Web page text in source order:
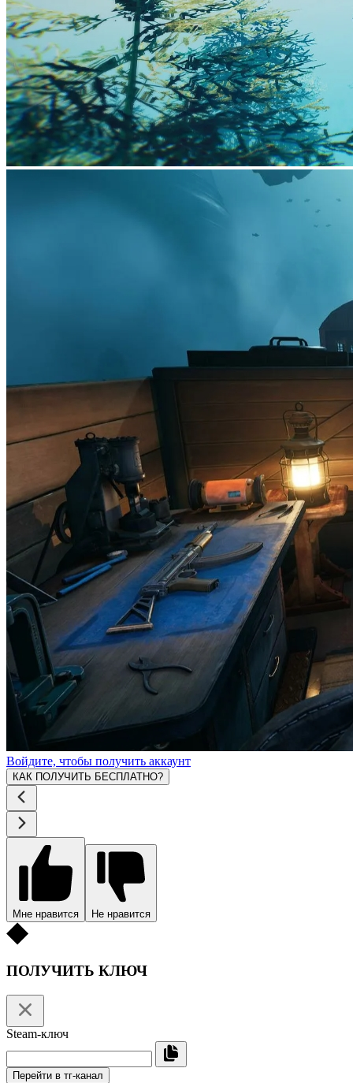
Войдите, чтобы получить аккаунт
КАК ПОЛУЧИТЬ БЕСПЛАТНО?
Мне нравится Не нравится
ПОЛУЧИТЬ КЛЮЧ
Steam-ключ
Перейти в тг-канал